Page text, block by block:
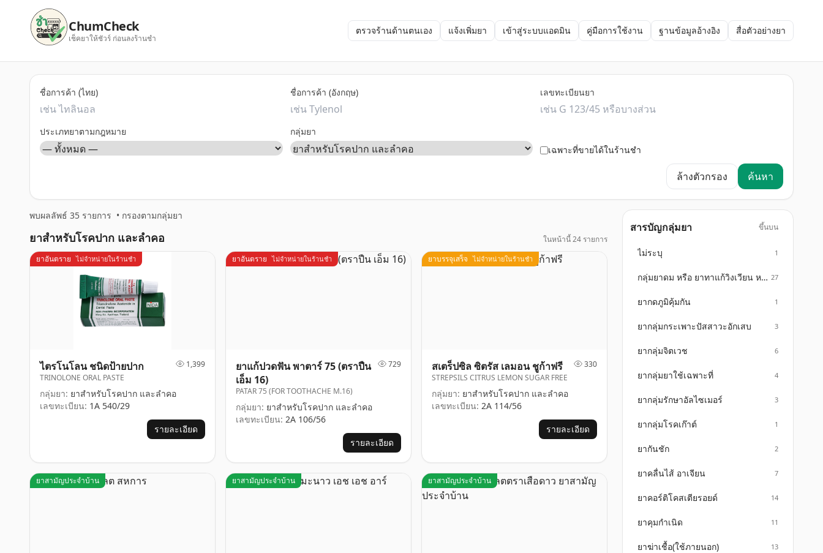
ChumCheck
เช็คยาให้ชัวร์ ก่อนลงร้านชำ
ตรวจร้านด้านตนเอง แจ้งเพิ่มยา เข้าสู่ระบบแอดมิน คู่มือการใช้งาน ฐานข้อมูลอ้างอิง สื่อตัวอย่างยา
ชื่อการค้า (ไทย) ชื่อการค้า (อังกฤษ) เลขทะเบียนยา
ประเภทยาตามกฎหมาย
กลุ่มยา
เฉพาะที่ขายได้ในร้านชำ
ล้างตัวกรอง ค้นหา
พบผลลัพธ์ 35 รายการ • กรองตามกลุ่มยา
ยาสำหรับโรคปาก และลำคอ
ในหน้านี้ 24 รายการ
ยาอันตราย ไม่จำหน่ายในร้านชำ
ไตรโนโลน ชนิดป้ายปาก
TRINOLONE ORAL PASTE
1,399
กลุ่มยา: ยาสำหรับโรคปาก และลำคอ
เลขทะเบียน: 1A 540/29
รายละเอียด
ยาอันตราย ไม่จำหน่ายในร้านชำ
ยาแก้ปวดฟัน พาตาร์ 75 (ตราปืน
เอ็ม 16)
PATAR 75 (FOR TOOTHACHE M.16)
729
กลุ่มยา: ยาสำหรับโรคปาก และลำคอ
เลขทะเบียน: 2A 106/56
รายละเอียด
ยาบรรจุเสร็จ ไม่จำหน่ายในร้านชำ
สเตร็ปซิล ซิตรัส เลมอน ชูก้าฟรี
STREPSILS CITRUS LEMON SUGAR FREE
330
กลุ่มยา: ยาสำหรับโรคปาก และลำคอ
เลขทะเบียน: 2A 114/56
รายละเอียด
ยาสามัญประจำบ้าน ยาสามัญประจำบ้าน ยาสามัญประจำบ้าน
สารบัญกลุ่มยา ขึ้นบน
ไม่ระบุ 1
กลุ่มยาดม หรือ ยาทาแก้วิงเวียน หน้ามืด คัดจมูก 27
ยากดภูมิคุ้มกัน 1
ยากลุ่มกระเพาะปัสสาวะอักเสบ 3
ยากลุ่มจิตเวช 6
ยากลุ่มยาใช้เฉพาะที่ 4
ยากลุ่มรักษาอัลไซเมอร์ 3
ยากลุ่มโรคเก๊าต์ 1
ยากันชัก 2
ยาคลื่นไส้ อาเจียน 7
ยาคอร์ติโคสเตียรอยด์ 14
ยาคุมกำเนิด 11
ยาฆ่าเชื้อ(ใช้ภายนอก) 13